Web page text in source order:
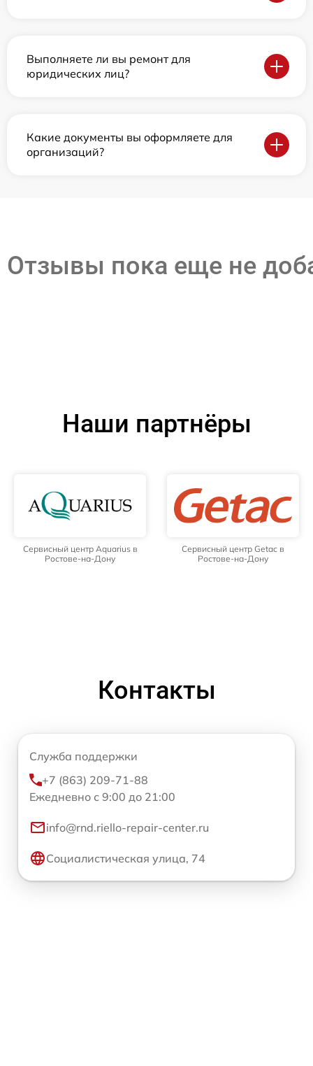
Выполняете ли вы ремонт для
юридических лиц?
Какие документы вы оформляете для
организаций?
Отзывы пока еще не
Наши партнёры
Сервисный центр Aquarius в
Ростове-на-Дону
Сервисный центр Getac в
Ростове-на-Дону
Контакты
Служба поддержки
+7 (863) 209-71-88
Ежедневно с 9:00 до 21:00
info@rnd.riello-repair-center.ru
Социалистическая улица, 74